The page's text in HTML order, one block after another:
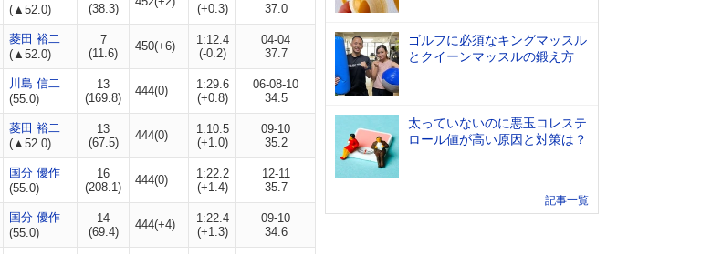
(▲52.0)
(38.3)
(+0.3)
37.0
菱田 裕二
(▲52.0)
7
(11.6)
450(+6)
1:12.4
(-0.2)
04-04
37.7
川島 信二
(55.0)
13
(169.8)
444(0)
1:29.6
(+0.8)
06-08-10
34.5
菱田 裕二
(▲52.0)
13
(67.5)
444(0)
1:10.5
(+1.0)
09-10
35.2
国分 優作
(55.0)
16
(208.1)
444(0)
1:22.2
(+1.4)
12-11
35.7
国分 優作
(55.0)
14
(69.4)
444(+4)
1:22.4
(+1.3)
09-10
34.6
ゴルフに必須なキングマッスル
とクイーンマッスルの鍛え方
太っていないのに悪玉コレステ
ロール値が高い原因と対策は？
記事一覧